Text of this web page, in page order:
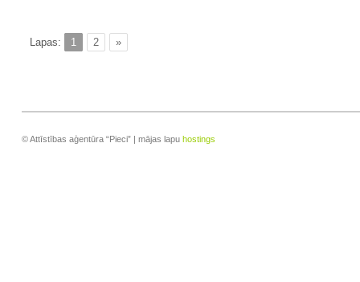
Lapas: 1 2 »
© Attīstības aģentūra “Pieci” | mājas lapu hostings